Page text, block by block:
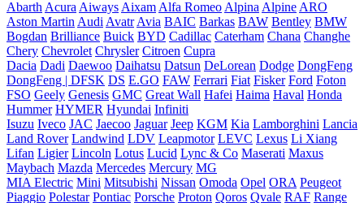
Abarth Acura Aiways Aixam Alfa Romeo Alpina Alpine ARO
Aston Martin Audi Avatr Avia BAIC Barkas BAW Bentley BMW
Bogdan Brilliance Buick BYD Cadillac Caterham Chana Changhe
Chery Chevrolet Chrysler Citroen Cupra
Dacia Dadi Daewoo Daihatsu Datsun DeLorean Dodge DongFeng
DongFeng | DFSK DS E.GO FAW Ferrari Fiat Fisker Ford Foton
FSO Geely Genesis GMC Great Wall Hafei Haima Haval Honda
Hummer HYMER Hyundai Infiniti
Isuzu Iveco JAC Jaecoo Jaguar Jeep KGM Kia Lamborghini Lancia
Land Rover Landwind LDV Leapmotor LEVC Lexus Li Xiang
Lifan Ligier Lincoln Lotus Lucid Lync & Co Maserati Maxus
Maybach Mazda Mercedes Mercury MG
MIA Electric Mini Mitsubishi Nissan Omoda Opel ORA Peugeot
Piaggio Polestar Pontiac Porsche Proton Qoros Qvale RAF Range